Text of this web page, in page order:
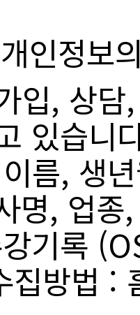
인정보
입, 상
있습니
름, 생
명, 업
기록
집방법 :